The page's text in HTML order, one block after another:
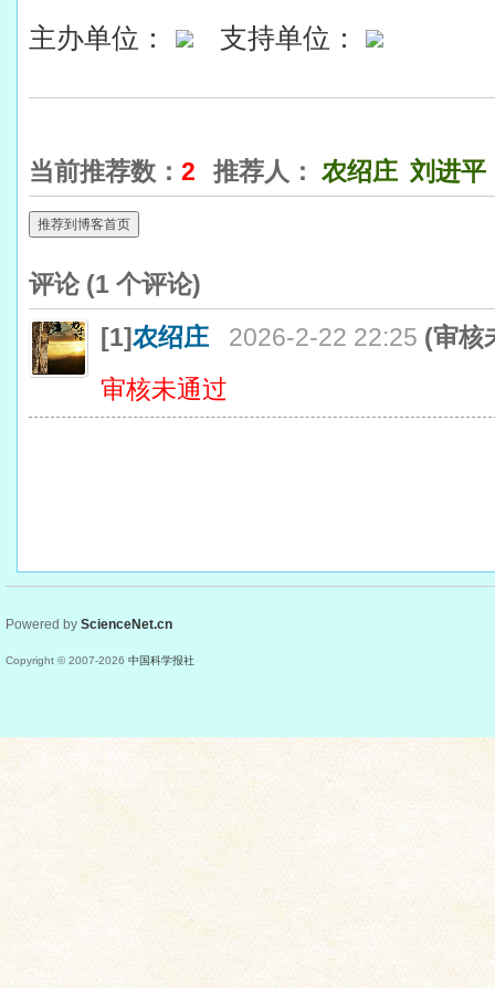
主办单位： 支持单位：
当前推荐数： 2 推荐人： 农绍庄 刘进平
推荐到博客首页
评论 (1 个评论)
[1]农绍庄 2026-2-22 22:25 (审核
审核未通过
Powered by ScienceNet.cn
Copyright © 2007-2026 中国科学报社